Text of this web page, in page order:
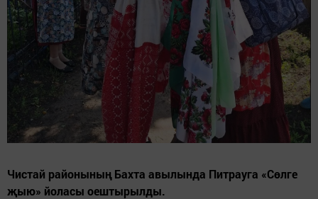
Чистай районының Бахта авылында Питрауга «Сөлге
җыю» йоласы оештырылды.